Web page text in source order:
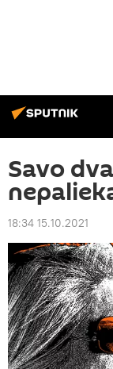
Savo
18:34 15.10.2021